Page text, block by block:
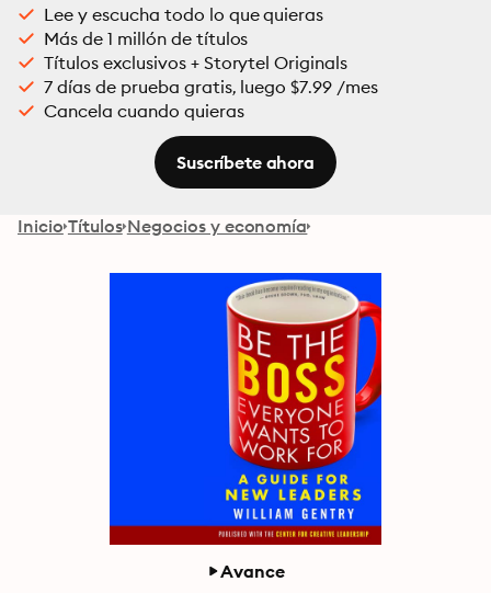
Lee y escucha todo lo que quieras
Más de 1 millón de títulos
Títulos exclusivos + Storytel Originals
7 días de prueba gratis, luego $7.99 /mes
Cancela cuando quieras
Suscríbete ahora
Inicio Títulos Negocios y economía
Avance